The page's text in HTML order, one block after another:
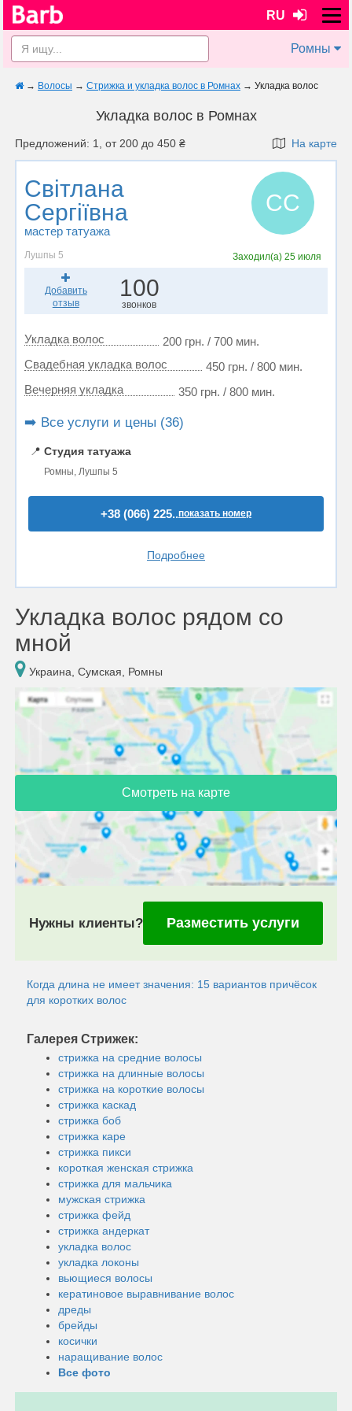
RU
Ромны
→ Волосы → Стрижка и укладка волос в Ромнах → Укладка волос
Укладка волос в Ромнах
Предложений: 1, от 200 до 450 ₴ На карте
Світлана
Сергіївна
мастер татуажа
СС
Лушпы 5 Заходил(а)25 июля
Добавить
отзыв
100
звонков
Укладка волос
200 грн. / 700 мин.
Свадебная укладка волос
450 грн. / 800 мин.
Вечерняя укладка
350 грн. / 800 мин.
➡️ Все услуги и цены (36)
📍 Студия татуажа
Ромны, Лушпы 5
+38 (066) 225..показать номер
Подробнее
Укладка волос рядом со
мной
Украина, Сумская, Ромны
Смотреть на карте
Нужны клиенты? Разместить услуги
Когда длина не имеет значения: 15 вариантов причёсок
для коротких волос
Галерея Стрижек:
стрижка на средние волосы
стрижка на длинные волосы
стрижка на короткие волосы
стрижка каскад
стрижка боб
стрижка каре
стрижка пикси
короткая женская стрижка
стрижка для мальчика
мужская стрижка
стрижка фейд
стрижка андеркат
укладка волос
укладка локоны
вьющиеся волосы
кератиновое выравнивание волос
дреды
брейды
косички
наращивание волос
Все фото